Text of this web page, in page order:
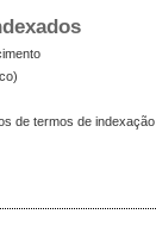
de termos de indexação